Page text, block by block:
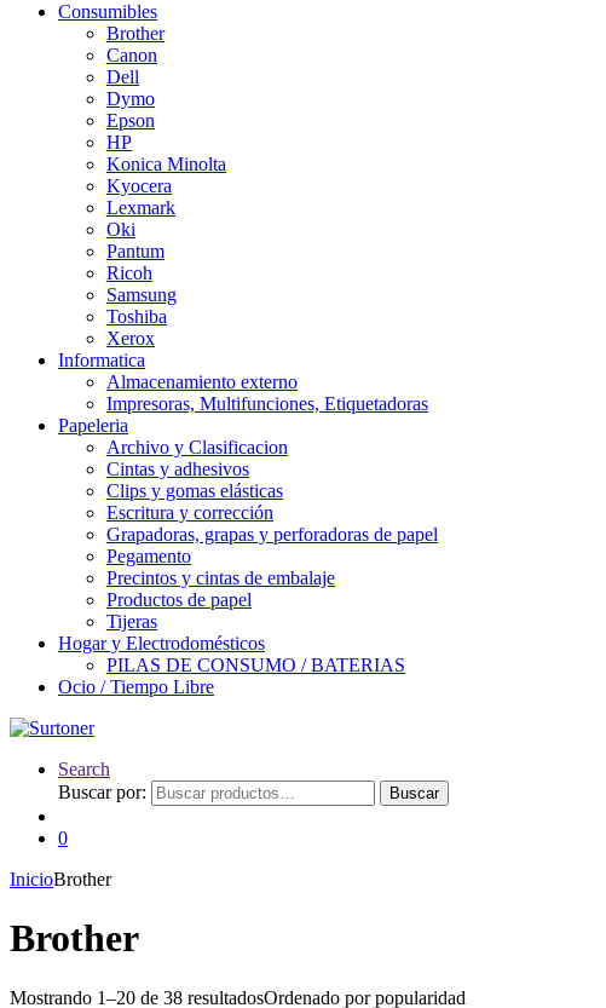
Consumibles
Brother
Canon
Dell
Dymo
Epson
HP
Konica Minolta
Kyocera
Lexmark
Oki
Pantum
Ricoh
Samsung
Toshiba
Xerox
Informatica
Almacenamiento externo
Impresoras, Multifunciones, Etiquetadoras
Papeleria
Archivo y Clasificacion
Cintas y adhesivos
Clips y gomas elásticas
Escritura y corrección
Grapadoras, grapas y perforadoras de papel
Pegamento
Precintos y cintas de embalaje
Productos de papel
Tijeras
Hogar y Electrodomésticos
PILAS DE CONSUMO / BATERIAS
Ocio / Tiempo Libre
Search
Buscar por:
Buscar
0
InicioBrother
Brother
Mostrando 1–20 de 38 resultadosOrdenado por popularidad